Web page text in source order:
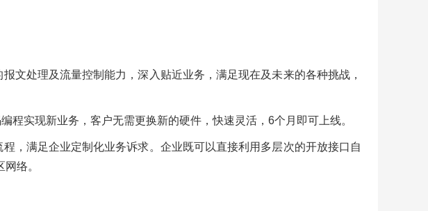
处理及流量控制能力，深入贴近业务，满足现在及未来的各种挑战，
实现新业务，客户无需更换新的硬件，快速灵活，6个月即可上线。
满足企业定制化业务诉求。企业既可以直接利用多层次的开放接口自
络。